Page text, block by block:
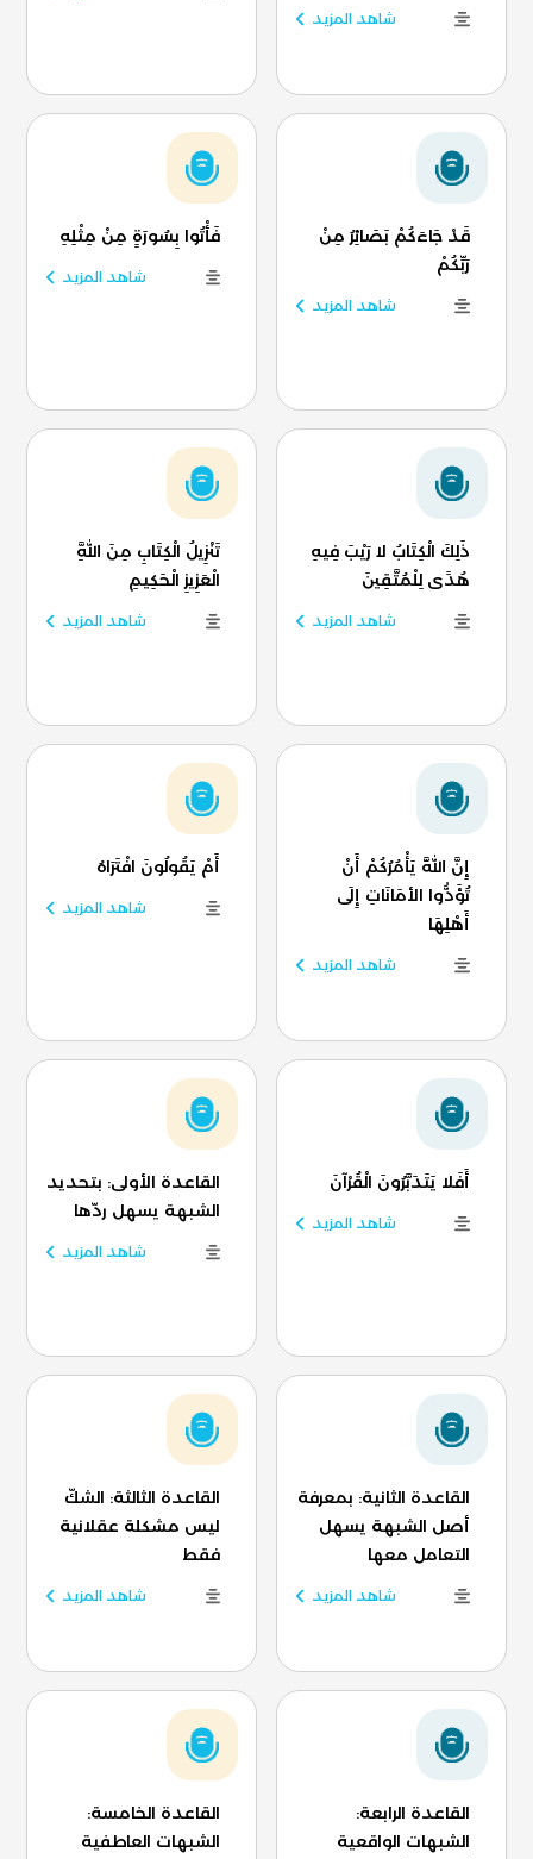
شاهد المزيد
قَدْ جَاءَكُمْ بَصَائِرُ مِنْ
رَبِّكُمْ
شاهد المزيد
فَأْتُوا بِسُورَةٍ مِنْ مِثْلِهِ
شاهد المزيد
ذَلِكَ الْكِتَابُ لا رَيْبَ فِيهِ
هُدًى لِلْمُتَّقِينَ
شاهد المزيد
تَنْزِيلُ الْكِتَابِ مِنَ اللَّهِ
الْعَزِيزِ الْحَكِيمِ
شاهد المزيد
إِنَّ اللَّهَ يَأْمُرُكُمْ أَنْ
تُؤَدُّوا الأمَانَاتِ إِلَى
أَهْلِهَا
شاهد المزيد
أَمْ يَقُولُونَ افْتَرَاهُ
شاهد المزيد
أَفَلا يَتَدَبَّرُونَ الْقُرْآنَ
شاهد المزيد
القاعدة الأولى: بتحديد
الشبهة يسهل ردّها
شاهد المزيد
القاعدة الثانية: بمعرفة
أصل الشبهة يسهل
التعامل معها
شاهد المزيد
القاعدة الثالثة: الشكّ
ليس مشكلة عقلانية
فقط
شاهد المزيد
القاعدة الرابعة:
الشبهات الواقعية
القاعدة الخامسة:
الشبهات العاطفية